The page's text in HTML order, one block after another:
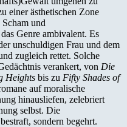
einer ästhetischen Zone
und
Genre ambivalent. Es
unschuldigen Frau und dem
zugleich rettet. Solche
verankert, von Die
Heights bis zu Fifty Shades of
auf moralische
hinausliefen, zelebriert
selbst. Die
sondern begehrt.